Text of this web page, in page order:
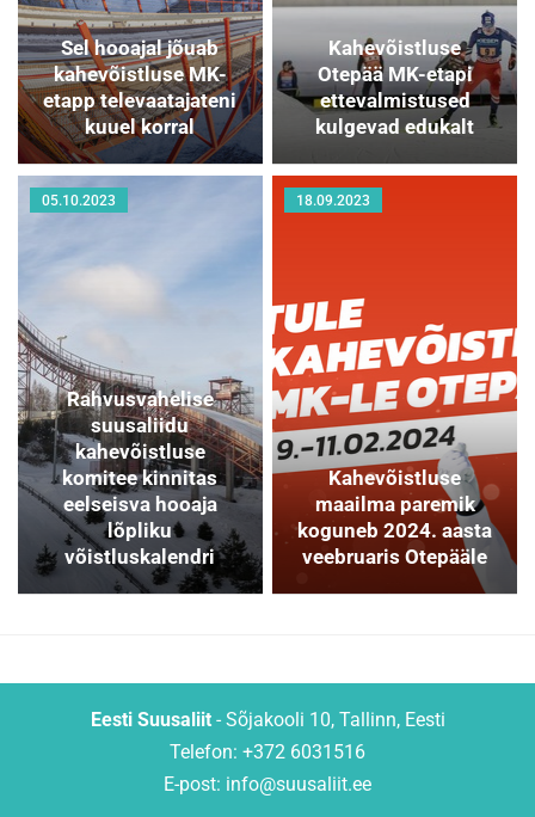
Sel hooajal jõuab
kahevõistluse MK-
etapp televaatajateni
kuuel korral
Kahevõistluse
Otepää MK-etapi
ettevalmistused
kulgevad edukalt
05.10.2023
Rahvusvahelise
suusaliidu
kahevõistluse
komitee kinnitas
eelseisva hooaja
lõpliku
võistluskalendri
18.09.2023
Kahevõistluse
maailma paremik
koguneb 2024. aasta
veebruaris Otepääle
Eesti Suusaliit- Sõjakooli 10, Tallinn, Eesti
Telefon: +372 6031516
E-post: info@suusaliit.ee